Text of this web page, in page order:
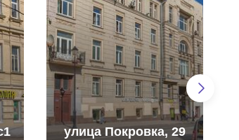
улица Покровка, 29